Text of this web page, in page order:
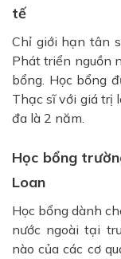
tế
Chỉ giới hạn tân
Phát triển nguồn
bổng. Học bổng
Thạc sĩ với giá trị
đa là 2 năm.
Học bổng
Loan
Học bổng dành
nước ngoài tại
nào của các cơ